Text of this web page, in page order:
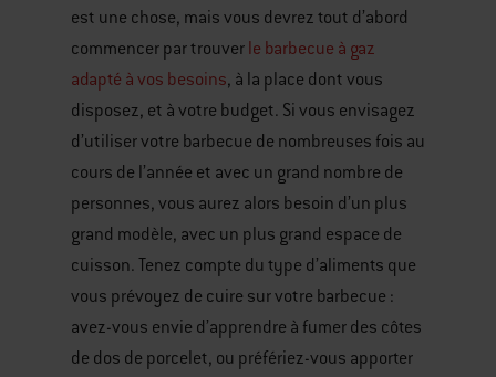
est une chose, mais vous devrez tout d’abord
commencer par trouver le barbecue à gaz
adapté à vos besoins, à la place dont vous
disposez, et à votre budget. Si vous envisagez
d’utiliser votre barbecue de nombreuses fois au
cours de l’année et avec un grand nombre de
personnes, vous aurez alors besoin d’un plus
grand modèle, avec un plus grand espace de
cuisson. Tenez compte du type d’aliments que
vous prévoyez de cuire sur votre barbecue :
avez-vous envie d’apprendre à fumer des côtes
de dos de porcelet, ou préfériez-vous apporter